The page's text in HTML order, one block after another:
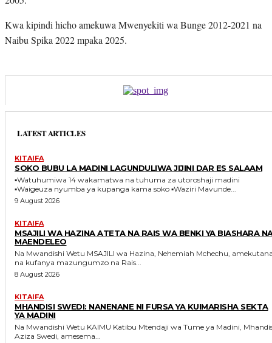
Kwa kipindi hicho amekuwa Mwenyekiti wa Bunge 2012-2021 na
Naibu Spika 2022 mpaka 2025.
LATEST ARTICLES
KITAIFA
SOKO BUBU LA MADINI LAGUNDULIWA JIJINI DAR ES SALAAM
▪️Watuhumiwa 14 wakamatwa na tuhuma za utoroshaji madini
▪️Waigeuza nyumba ya kupanga kama soko ▪️Waziri Mavunde...
9 August 2026
KITAIFA
MSAJILI WA HAZINA ATETA NA RAIS WA BENKI YA BIASHARA
MAENDELEO
Na Mwandishi Wetu MSAJILI wa Hazina, Nehemiah Mchechu, amekutana
na kufanya mazungumzo na Rais...
8 August 2026
KITAIFA
MHANDISI SWEDI: NANENANE NI FURSA YA KUIMARISHA SEKTA
YA MADINI
Na Mwandishi Wetu KAIMU Katibu Mtendaji wa Tume ya Madini, Mhandisi
Aziza Swedi, amesema...